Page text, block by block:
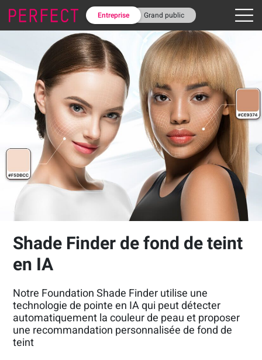
Entreprise Grand public
Shade Finder de fond de teint
en IA
Notre Foundation Shade Finder utilise une
technologie de pointe en IA qui peut détecter
automatiquement la couleur de peau et proposer
une recommandation personnalisée de fond de
teint